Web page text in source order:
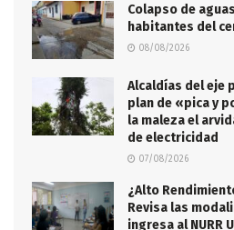
Colapso de
habitantes del
08/08/2026
Alcaldías del eje
plan de «pica y
la maleza el
de electricidad
07/08/2026
¿Alto
Revisa las
ingresa al NURR